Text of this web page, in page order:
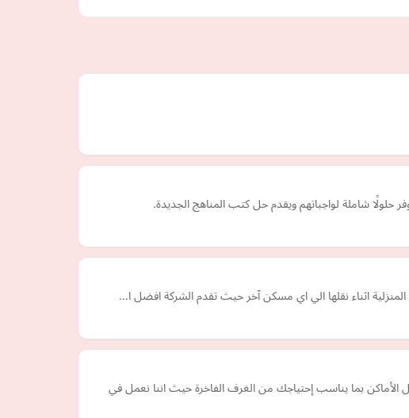
شاملة لواجباتهم ويقدم حل كتب المناهج الجديدة.
اثناء نقلها الي اي مسكن آخر حيث تقدم الشركة افضل ا…
الأماكن بما يناسب إحتياجك من الغرف الفاخرة حيث اننا نعمل في